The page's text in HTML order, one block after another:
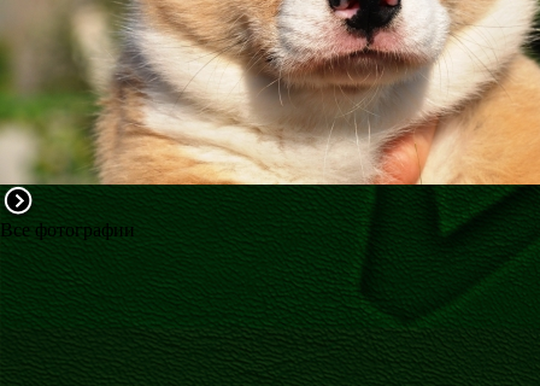
Все фотографии